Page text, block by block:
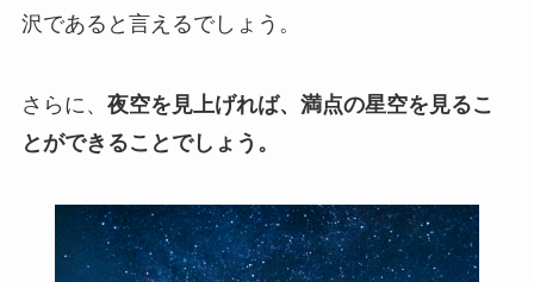
沢であると言えるでしょう。
さらに、 夜空を見上げれば、満点の星空を見るこ
とができることでしょう。